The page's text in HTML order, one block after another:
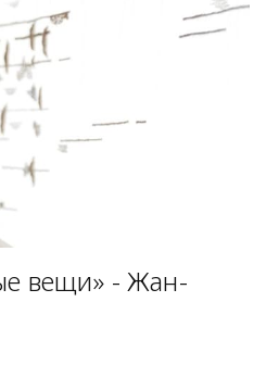
вещи» - Жан-